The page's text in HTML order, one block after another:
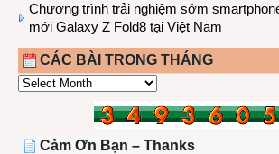
Chương trình trải nghiệm sớm
mới Galaxy Z Fold8 tại Việt Nam
CÁC BÀI TRONG THÁNG
CÁC
THÁNG
Cảm Ơn Bạn – Thanks